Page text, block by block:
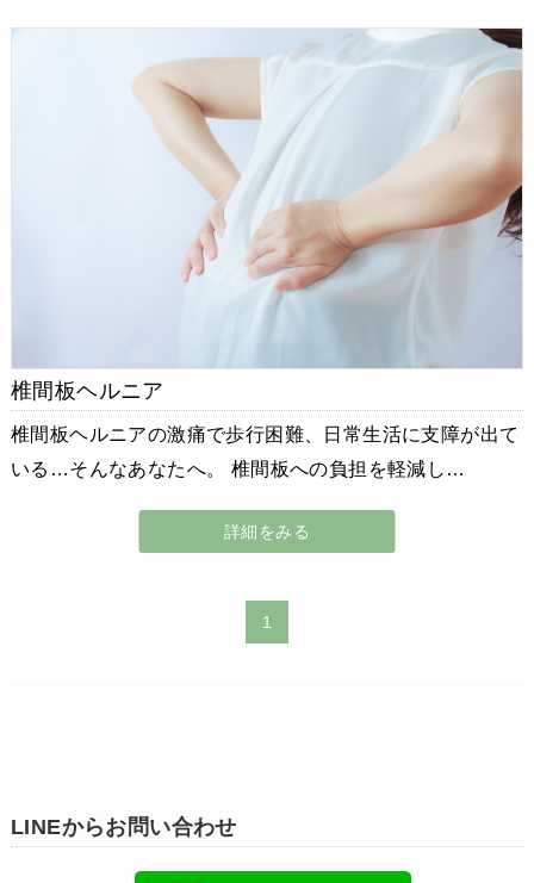
椎間板ヘルニア
椎間板ヘルニアの激痛で歩行困難、日常生活に支障が出て
いる…そんなあなたへ。 椎間板への負担を軽減し…
詳細をみる
1
LINEからお問い合わせ